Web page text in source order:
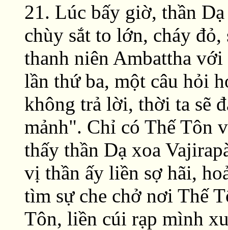
21. Lúc bấy giờ, thần
chùy sắt to lớn, cháy
thanh niên Ambattha
lần thứ ba, một câu hỏi
không trả lời, thời ta sẽ
mảnh". Chỉ có Thế Tôn
thấy thần Dạ xoa
vị thần ấy liền sợ hãi,
tìm sự che chở nơi Thế
Tôn, liền cúi rạp mình